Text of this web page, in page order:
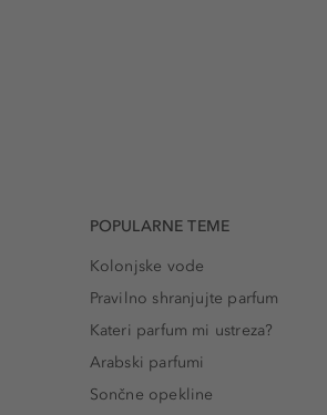
POPULARNE TEME
Kolonjske vode
Pravilno shranjujte parfum
Kateri parfum mi ustreza?
Arabski parfumi
Sončne opekline